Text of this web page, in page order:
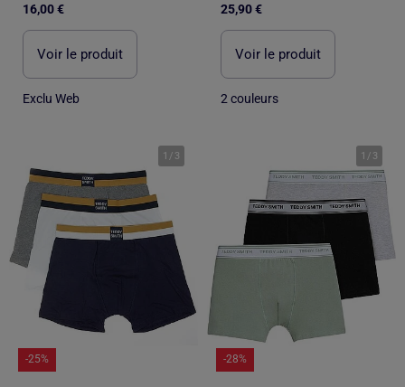
16,00 €
Voir le produit
Exclu Web
25,90 €
Voir le produit
2 couleurs
1 / 3
-25%
1 / 3
-28%